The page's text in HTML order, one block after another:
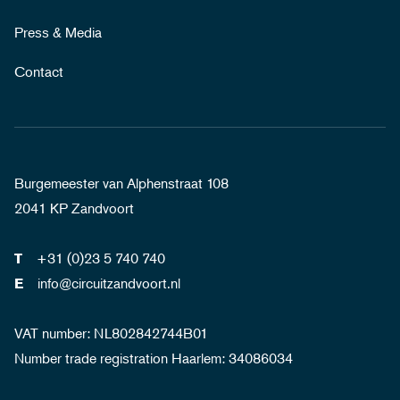
Press & Media
Contact
Burgemeester van Alphenstraat 108
2041 KP Zandvoort
T +31 (0)23 5 740 740
E info@circuitzandvoort.nl
VAT number: NL802842744B01
Number trade registration Haarlem: 34086034